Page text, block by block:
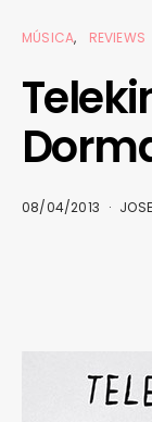
MÚSICA REVIEWS
08/04/2013